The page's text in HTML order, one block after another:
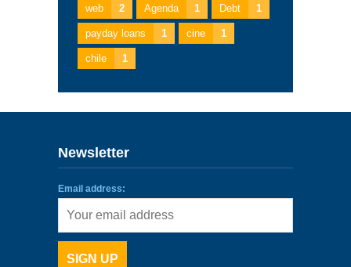
web 2 Agenda 1 Debt 1
payday loans 1 cine 1
chile 1
Newsletter
Email address: